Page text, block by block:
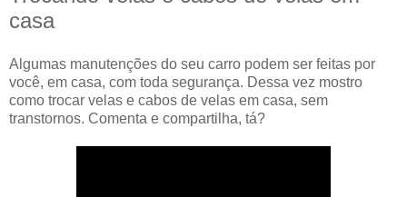
casa
Algumas manutenções do seu carro podem ser feitas por
você, em casa, com toda segurança. Dessa vez mostro
como trocar velas e cabos de velas em casa, sem
transtornos. Comenta e compartilha, tá?